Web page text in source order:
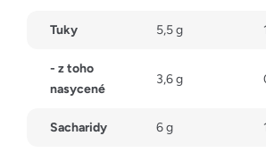
Tuky 5,5 g
- z toho
nasycené
3,6 g
Sacharidy 6 g